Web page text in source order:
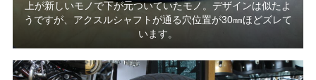
上が新しいモノで下が元ついていたモノ。デザインは似たよ
うですが、アクスルシャフトが通る穴位置が30㎜ほどズレて
います。